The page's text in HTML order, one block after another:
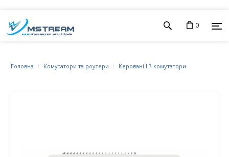
0
Головна Комутатори та роутери Керовані L3 комутатори